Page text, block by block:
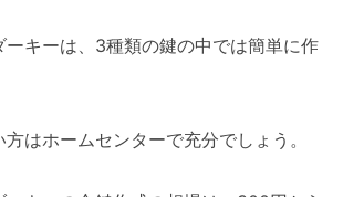
ーキーは、3種類の鍵の中では簡単に作
はホームセンターで充分でしょう。